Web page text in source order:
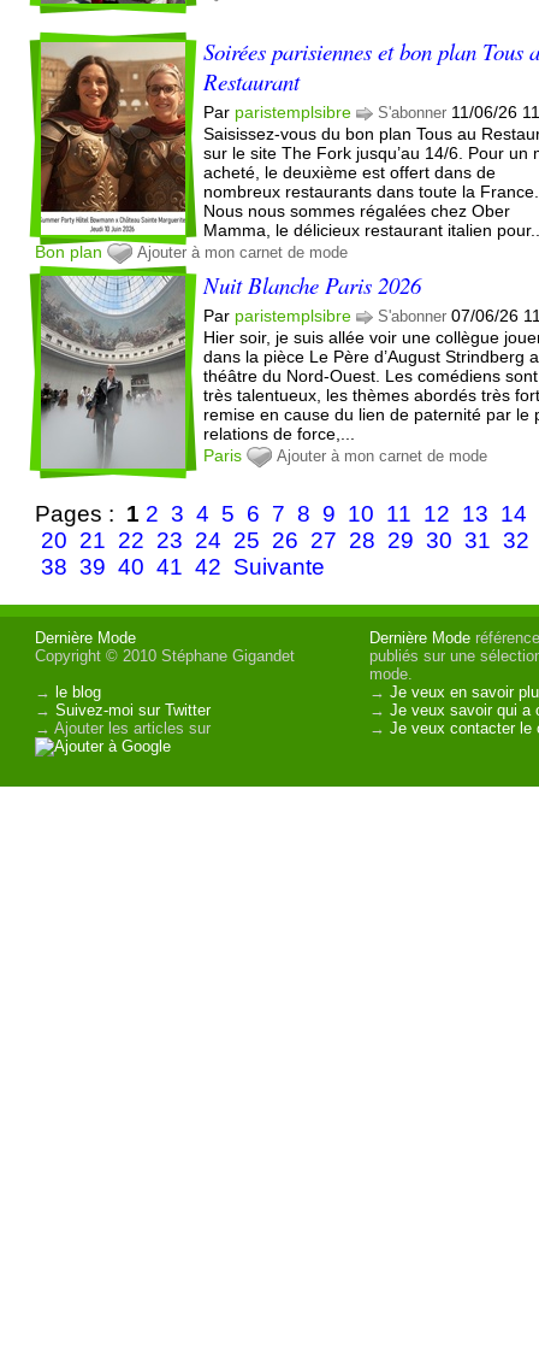
Soirées parisiennes et bon plan Tous
Restaurant
Par paristemplsibre S'abonner 11/06/26
Saisissez-vous du bon plan Tous au
sur le site The Fork jusqu’au 14/6. Pour un
acheté, le deuxième est offert dans de
nombreux restaurants dans toute la France.
Nous nous sommes régalées chez Ober
Mamma, le délicieux restaurant italien
Bon plan
Ajouter à mon carnet de mode
Nuit Blanche Paris 2026
Par paristemplsibre S'abonner 07/06/26
Hier soir, je suis allée voir une collègue
dans la pièce Le Père d’August Strindberg
théâtre du Nord-Ouest. Les comédiens
très talentueux, les thèmes abordés très
remise en cause du lien de paternité par le
relations de force,...
Paris
Ajouter à mon carnet de mode
Pages : 1 2 3 4 5 6 7 8 9 10 11 12 13 14
20 21 22 23 24 25 26 27 28 29 30 31 32
38 39 40 41 42 Suivante
Dernière Mode
Copyright © 2010 Stéphane Gigandet
→le blog
→Suivez-moi sur Twitter
→ Ajouter les articles sur
Dernière Mode
publiés sur une
mode.
→Je veux en savoir
→Je veux savoir qui a
→Je veux contacter le